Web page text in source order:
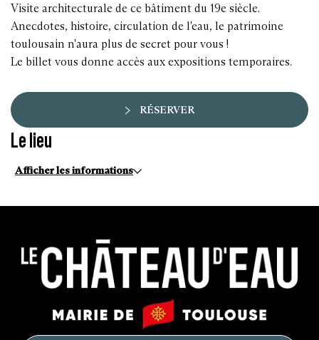
Visite architecturale de ce bâtiment du 19e siècle.
Anecdotes, histoire, circulation de l'eau, le patrimoine
toulousain n'aura plus de secret pour vous !
Le billet vous donne accès aux expositions temporaires.
RÉSERVER
Le lieu
Afficher les informations
château
d'eau
Mairie
de